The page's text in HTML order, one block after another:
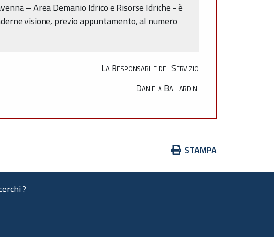
– Area Demanio Idrico e Risorse Idriche - è
visione, previo appuntamento, al numero
La Responsabile del Servizio
Daniela Ballardini
Azioni
documento
STAMPA
?